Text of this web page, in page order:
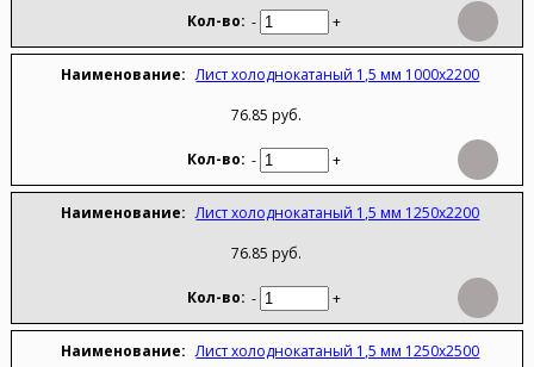
- +
Лист холоднокатаный 1,5 мм 1000х2200
76.85 руб.
- +
Лист холоднокатаный 1,5 мм 1250х2200
76.85 руб.
- +
Лист холоднокатаный 1,5 мм 1250х2500